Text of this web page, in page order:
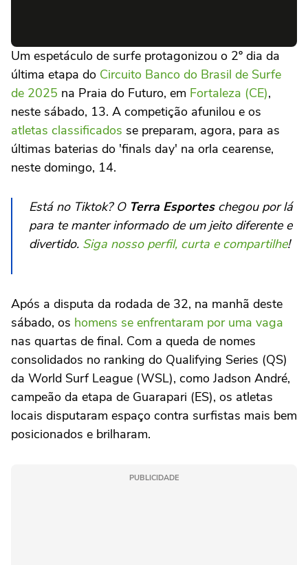
Um espetáculo de surfe protagonizou o 2º dia da
última etapa do Circuito Banco do Brasil de Surfe
de 2025 na Praia do Futuro, em Fortaleza (CE),
neste sábado, 13. A competição afunilou e os
atletas classificados se preparam, agora, para as
últimas baterias do 'finals day' na orla cearense,
neste domingo, 14.
Está no Tiktok? O Terra Esporteschegou por lá
para te manter informado de um jeito diferente e
divertido. Siga nosso perfil, curta e compartilhe!
Após a disputa da rodada de 32, na manhã deste
sábado, os homens se enfrentaram por uma vaga
nas quartas de final. Com a queda de nomes
consolidados no ranking do Qualifying Series (QS)
da World Surf League (WSL), como Jadson André,
campeão da etapa de Guarapari (ES), os atletas
locais disputaram espaço contra surfistas mais bem
posicionados e brilharam.
PUBLICIDADE